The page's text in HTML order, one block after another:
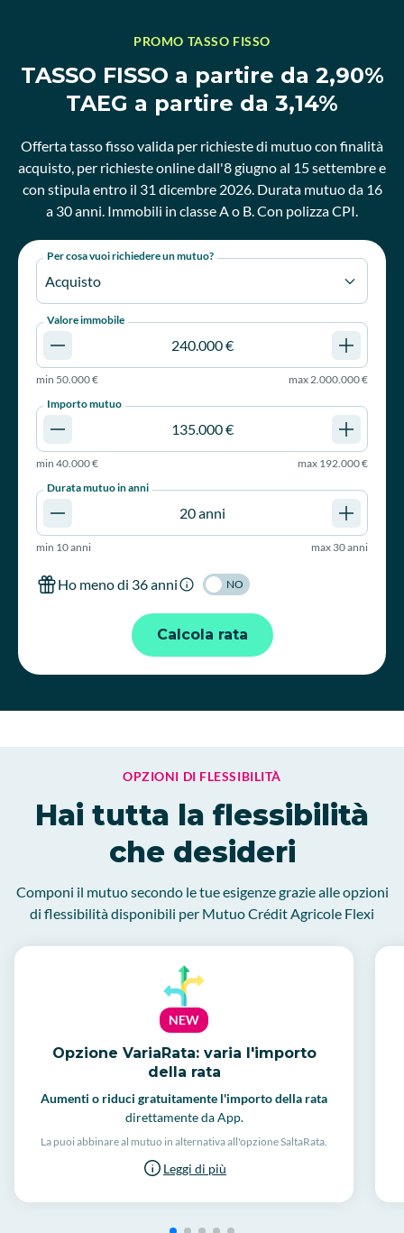
PROMO TASSO FISSO
TASSO FISSO a partire da 2,90%
TAEG a partire da 3,14%
Offerta tasso fisso valida per richieste di mutuo con finalità
acquisto, per richieste online dall'8 giugno al 15 settembre e
con stipula entro il 31 dicembre 2026. Durata mutuo da 16
a 30 anni. Immobili in classe A o B. Con polizza CPI.
Per cosa vuoi richiedere un mutuo?
Acquisto
Valore immobile
min 50.000 € max2.000.000 €
Importo mutuo
min 40.000 € max 192.000 €
Durata mutuo in anni
min 10 anni max 30 anni
Ho meno di 36 anni NO
Calcola rata
OPZIONI DI FLESSIBILITÀ
Hai tutta la flessibilità
che desideri
Componi il mutuo secondo le tue esigenze grazie alle opzioni
di flessibilità disponibili per Mutuo Crédit Agricole Flexi
NEW
Opzione VariaRata: varia l'importo
della rata
Aumenti o riduci gratuitamente l'importo della rata
direttamente da App.
La puoi abbinare al mutuo in alternativa all'opzione SaltaRata.
Leggi di più